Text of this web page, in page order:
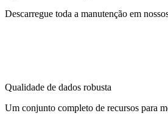
Descarregue toda a manutenção em
Qualidade de dados robusta
Um conjunto completo de recursos para